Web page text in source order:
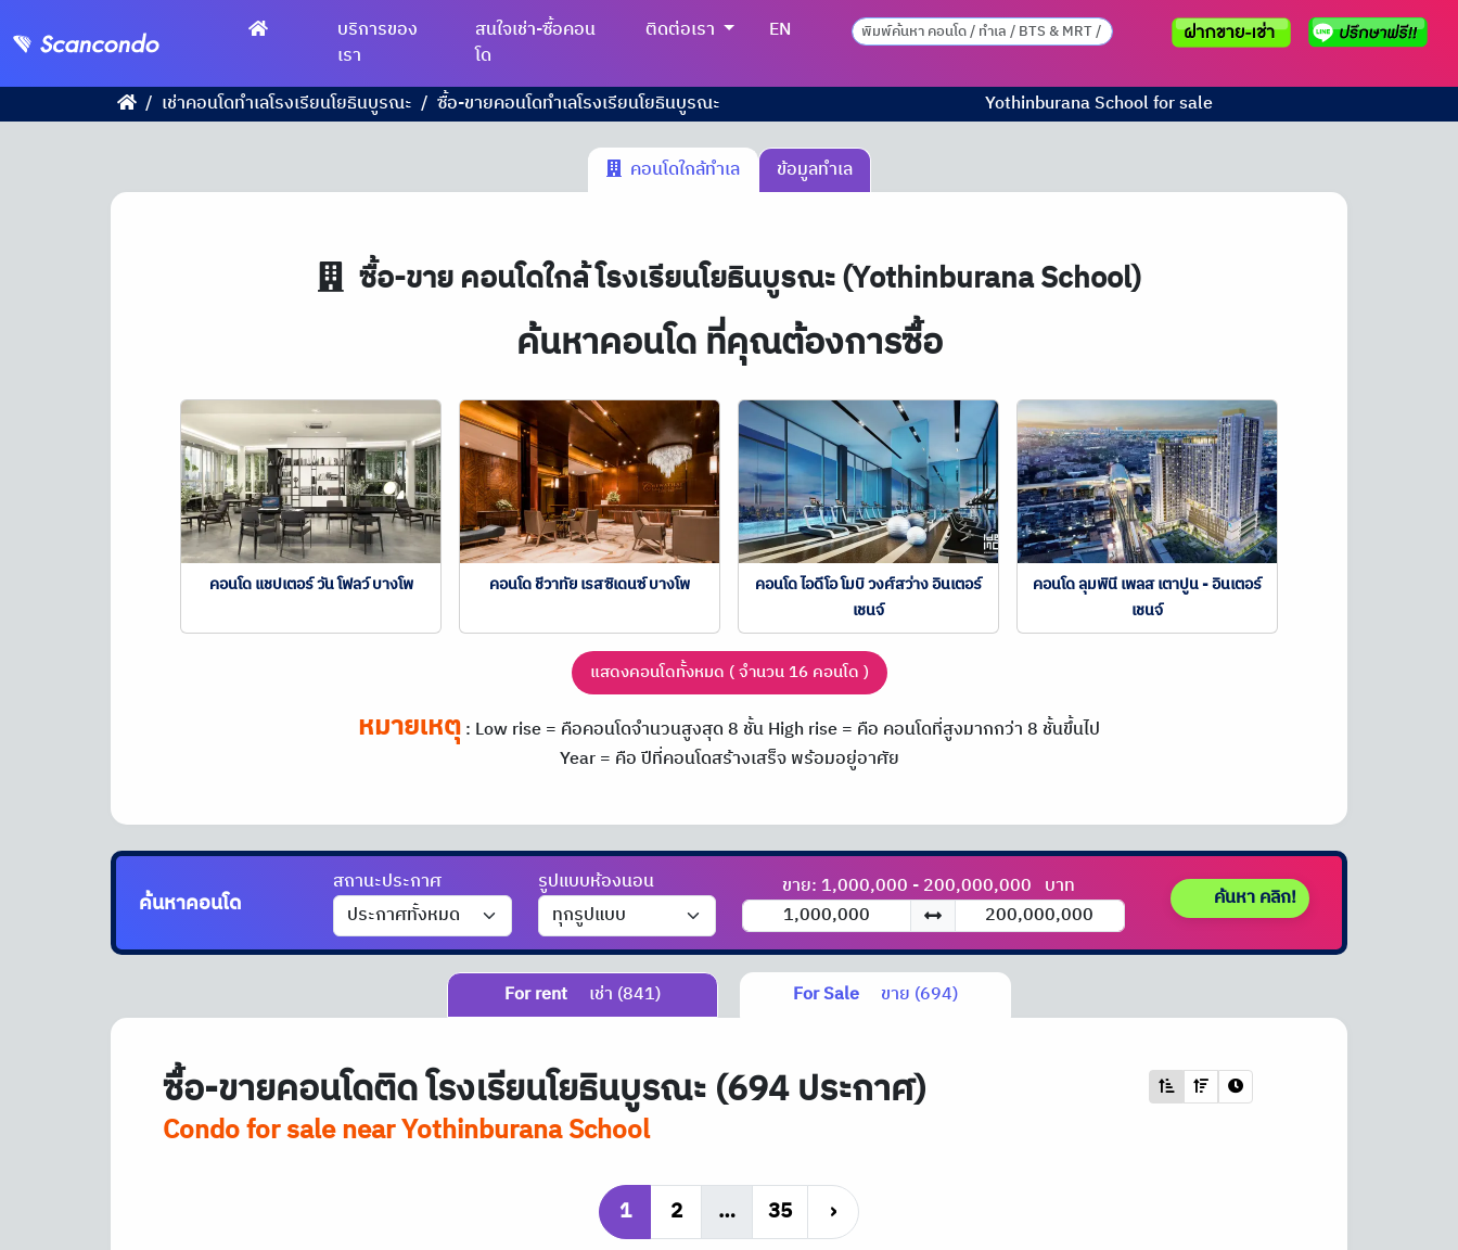
บริการของ
เรา
สนใจเช่า-ซื้อคอน
โด
ติดต่อเรา EN
เช่าคอนโดทำเลโรงเรียนโยธินบูรณะ ซื้อ-ขายคอนโดทำเลโรงเรียนโยธินบูรณะ Yothinburana School for sale
คอนโดใกล้ทำเล ข้อมูลทำเล
ซื้อ-ขาย คอนโดใกล้ โรงเรียนโยธินบูรณะ (Yothinburana School)
ค้นหาคอนโด ที่คุณต้องการซื้อ
คอนโด แชปเตอร์ วัน โฟลว์ บางโพ คอนโด ชีวาทัย เรสซิเดนซ์ บางโพ
คอนโด ไอดีโอ โมบิ วงศ์สว่าง อินเตอร์
เชนจ์
คอนโด ลุมพินี เพลส เตาปูน - อินเตอร์
เชนจ์
แสดงคอนโดทั้งหมด ( จำนวน 16 คอนโด )
หมายเหตุ: Low rise = คือคอนโดจำนวนสูงสุด 8 ชั้นHigh rise = คือ คอนโดที่สูงมากกว่า 8 ชั้นขึ้นไป
Year = คือ ปีที่คอนโดสร้างเสร็จ พร้อมอยู่อาศัย
ค้นหาคอนโด
สถานะประกาศ รูปแบบห้องนอน ขาย: 1,000,000 - 200,000,000 บาท ค้นหา คลิก!
For rent เช่า (841) For Sale ขาย (694)
ซื้อ-ขายคอนโดติด โรงเรียนโยธินบูรณะ (694 ประกาศ)
Condo for sale near Yothinburana School
1 2 … 35 ›